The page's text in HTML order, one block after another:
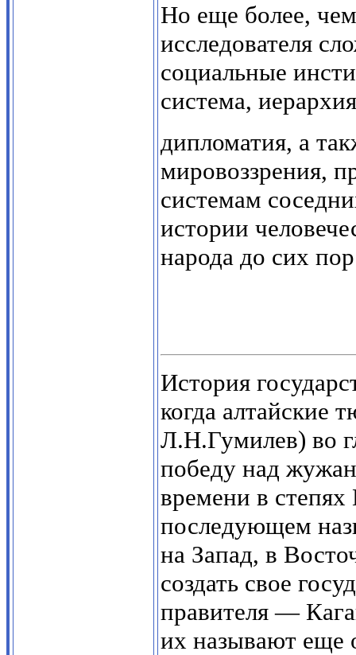
Но еще более,
исследователя
социальные
система,
дипломатия, а
мировоззрения,
системам
истории
народа до сих
История
когда алтайские
Л.Н.Гумилев) во
победу над
времени в
последующем
на Запад, в
создать свое
правителя —
их называют еще